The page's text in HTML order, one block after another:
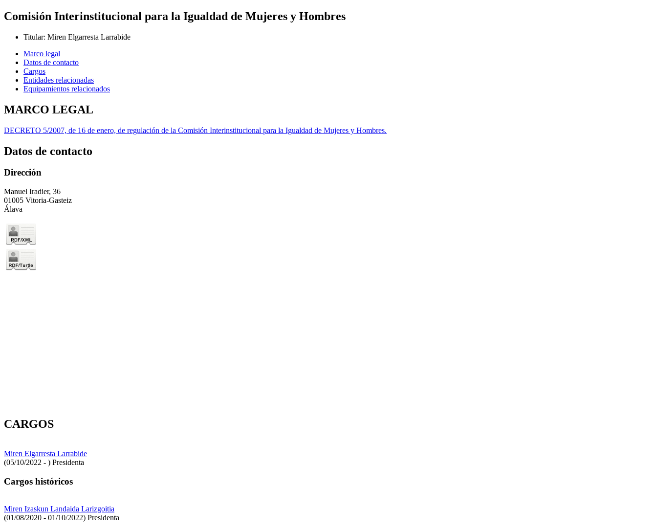
Comisión Interinstitucional para la Igualdad de Mujeres y Hombres
Titular: Miren Elgarresta Larrabide
Marco legal
Datos de contacto
Cargos
Entidades relacionadas
Equipamientos relacionados
MARCO LEGAL
DECRETO 5/2007, de 16 de enero, de regulación de la Comisión Interinstitucional para la Igualdad de Mujeres y Hombres.
Datos de contacto
Dirección
Manuel Iradier, 36
01005 Vitoria-Gasteiz
Álava
CARGOS
Miren Elgarresta Larrabide
(05/10/2022 - ) Presidenta
Cargos históricos
Miren Izaskun Landaida Larizgoitia
(01/08/2020 - 01/10/2022) Presidenta